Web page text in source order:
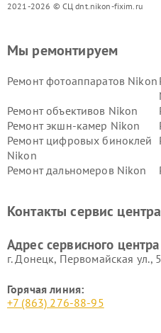
2021-2026 © СЦ dnt.nikon-fixim.ru
Мы ремонтируем
Ремонт фотоаппаратов Nikon
Ремонт объективов Nikon
Ремонт экшн-камер Nikon
Ремонт цифровых биноклей
Nikon
Ремонт дальномеров Nikon
Контакты сервис центра
Адрес сервисного
г. Донецк, Первомайская ул.,
Горячая линия:
+7 (863) 276-88-95